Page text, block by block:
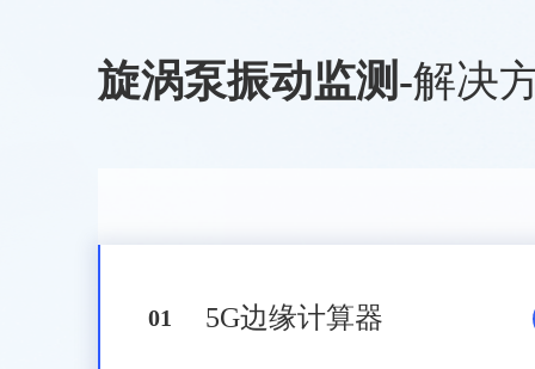
旋涡泵振动监测 -解决
01 5G边缘计算器